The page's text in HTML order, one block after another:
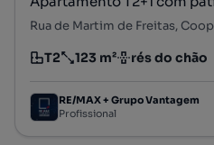
Tipologia
T2
Preço por metro quadrado
123 m²
Andar rés do chão
RE/MAX + Grupo Vantagem
Profissional